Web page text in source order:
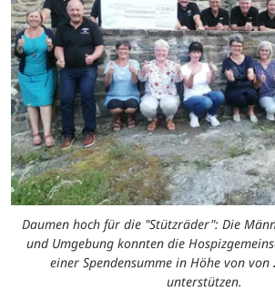
Daumen hoch für die "Stützräder": Die
und Umgebung konnten die
einer Spendensumme in Höhe von
unterstützen.